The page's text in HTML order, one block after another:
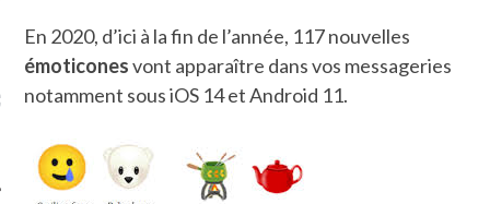
MES DERNIERS
SUR FACEBOOK
En 2020, d’ici à la fin de l’année, 117 nouvelles
émoticonesvont apparaître dans vos messageries
notamment sous iOS 14 et Android 11.